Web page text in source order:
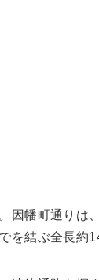
因幡町通りは
を結ぶ全長約